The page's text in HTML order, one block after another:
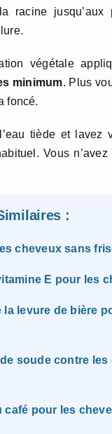
racine
végétale
minimum. Plus
foncé.
tiède et lavez
Vous n’avez
:
cheveux sans
E pour les
la levure de bière
soude contre les
café pour les